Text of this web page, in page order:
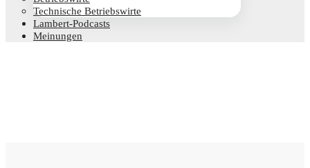
Tech­ni­sche Betriebswirte
Lam­­bert-Pod­­casts
Mei­nun­gen